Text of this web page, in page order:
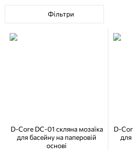
Фільтри
D-Core DC-01 скляна мозаїка
для басейну на паперовій
основі
D-
для